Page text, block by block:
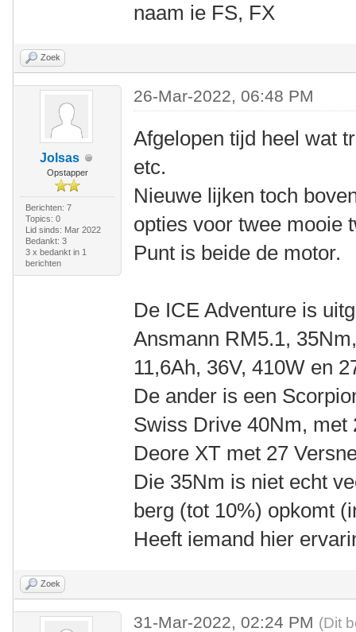
naam ie FS, FX
Zoek
Jolsas
Opstapper
Berichten: 7
Topics: 0
Lid sinds: Mar 2022
Bedankt: 3
3 x bedankt in 1
berichten
26-Mar-2022, 06:48 PM
Afgelopen tijd heel wat
etc.
Nieuwe lijken toch
opties voor twee mooie
Punt is beide de motor.
De ICE Adventure is
Ansmann RM5.1,
11,6Ah, 36V, 410W en
De ander is een
Swiss Drive 40Nm, met
Deore XT met 27
Die 35Nm is niet echt
berg (tot 10%) opkomt
Heeft iemand hier
Zoek
31-Mar-2022, 02:24 PM (Dit